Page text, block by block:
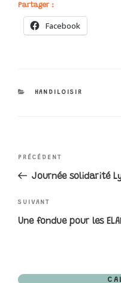
Partager :
Facebook
CATÉGORIES
HANDILOISIR
Article
précédent
PRÉCÉDENT
Journée solidarité
Article
suivant
SUIVANT
Une fondue pour les